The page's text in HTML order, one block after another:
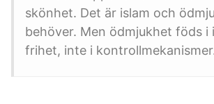
skönhet. Det är islam och
behöver. Men ödmjukhet föds i
frihet, inte i